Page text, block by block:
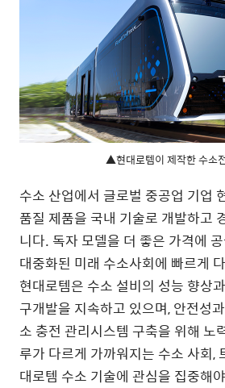
▲현대로템이 제작한 수소
수소 산업에서 글로벌 중공업 기업
품질 제품을 국내 기술로 개발하고
니다. 독자 모델을 더 좋은 가격에
대중화된 미래 수소사회에 빠르게
현대로템은 수소 설비의 성능 향상
구개발을 지속하고 있으며, 안전성
소 충전 관리시스템 구축을 위해 노
루가 다르게 가까워지는 수소 사회,
대로템 수소 기술에 관심을 집중해